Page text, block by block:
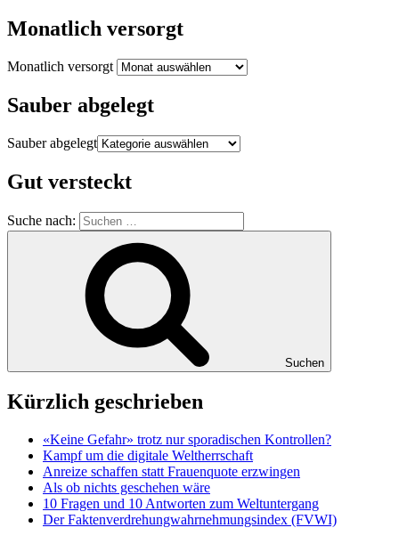
Monatlich versorgt
Monatlich versorgt
Sauber abgelegt
Sauber abgelegt
Gut versteckt
Suche nach:
Suchen
Kürzlich geschrieben
«Keine Gefahr» trotz nur sporadischen Kontrollen?
Kampf um die digitale Weltherrschaft
Anreize schaffen statt Frauenquote erzwingen
Als ob nichts geschehen wäre
10 Fragen und 10 Antworten zum Weltuntergang
Der Faktenverdrehungwahrnehmungsindex (FVWI)